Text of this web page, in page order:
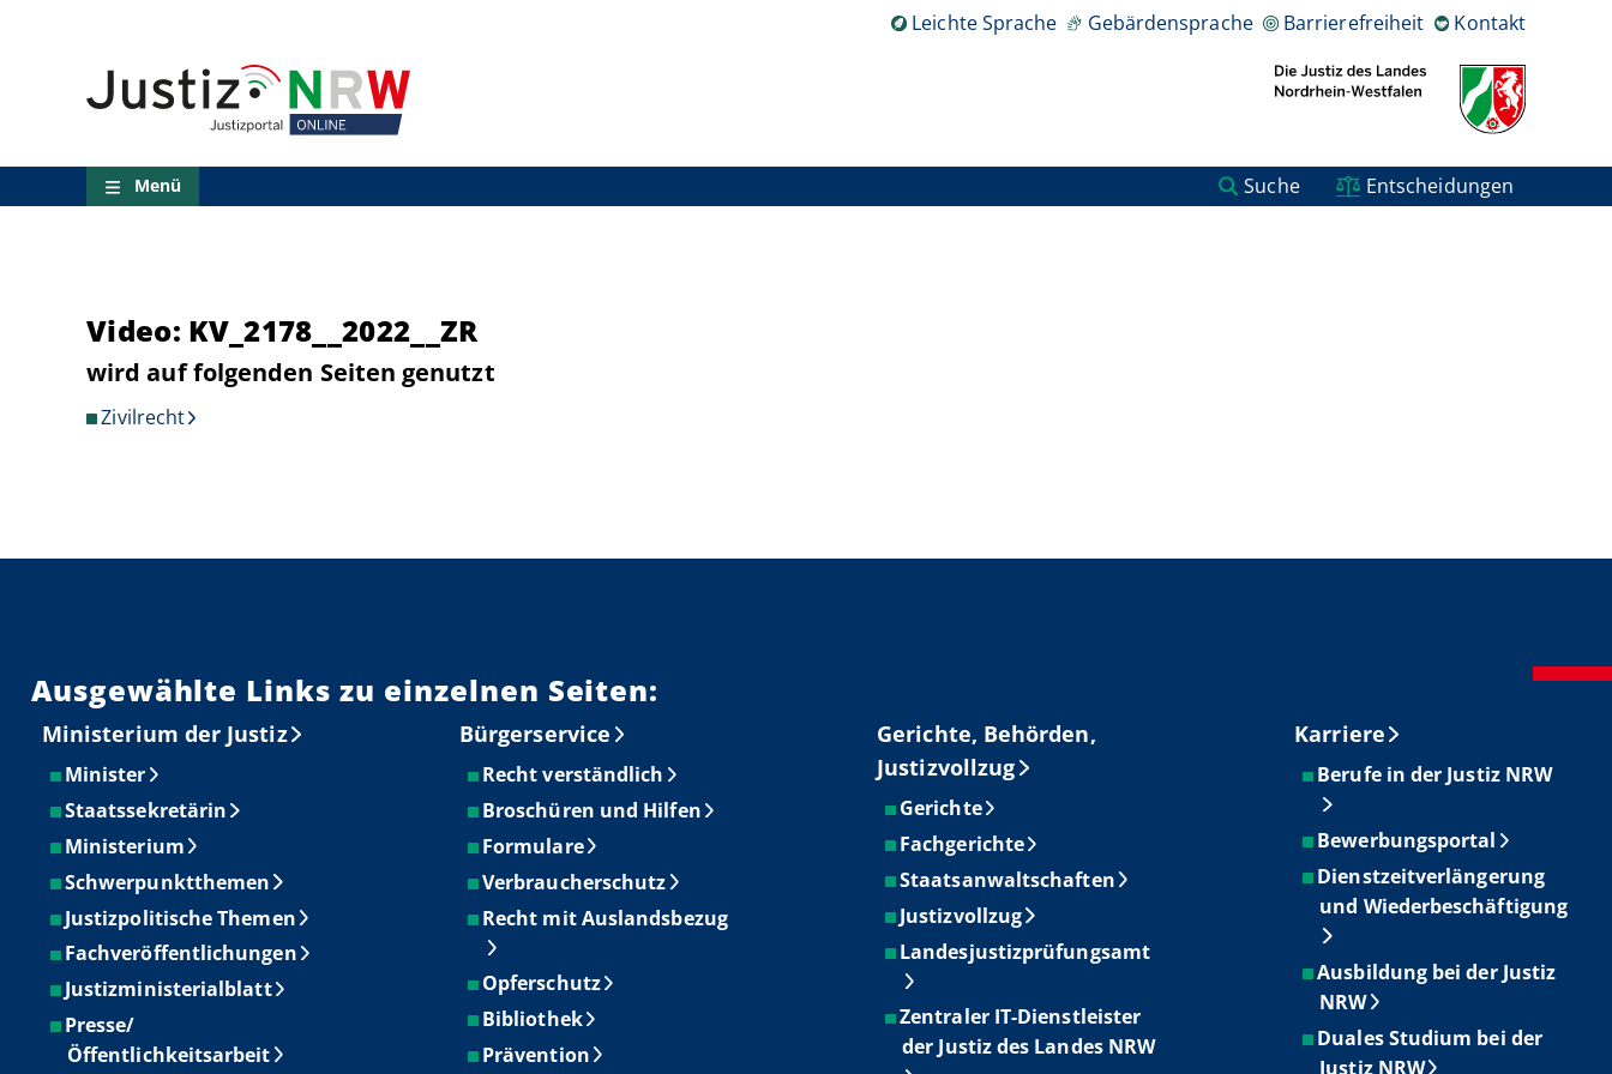
technischen
Suche
Zum
aktuellen
Inhalt
ausgewählten
Leichte Sprache Gebärdensprache Barrierefreiheit Kontakt
Menü Suche Entscheidungen
Video: KV_2178__2022__ZR
wird auf folgenden Seiten genutzt
Zivilrecht
Ausgewählte Links zu einzelnen Seiten:
Ministerium der Justiz
Minister
Staatssekretärin
Ministerium
Schwerpunktthemen
Justizpolitische Themen
Fachveröffentlichungen
Justizministerialblatt
Presse/
Öffentlichkeitsarbeit
Bürgerservice
Recht verständlich
Broschüren und Hilfen
Formulare
Verbraucherschutz
Recht mit Auslandsbezug
Opferschutz
Bibliothek
Prävention
Gerichte, Behörden,
Justizvollzug
Gerichte
Fachgerichte
Staatsanwaltschaften
Justizvollzug
Landesjustizprüfungsamt
Zentraler IT-Dienstleister
der Justiz des Landes NRW
Karriere
Berufe in der Justiz NRW
Bewerbungsportal
Dienstzeitverlängerung
und Wiederbeschäftigung
Ausbildung bei der Justiz
NRW
Duales Studium bei der
Justiz NRW